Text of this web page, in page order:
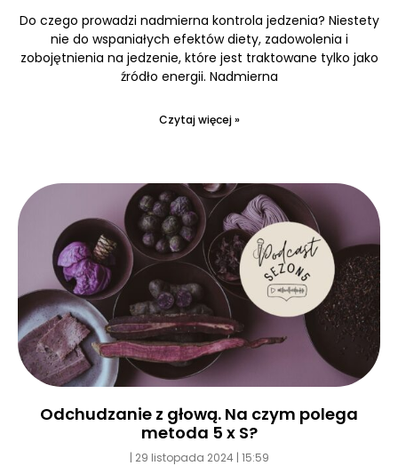
Do czego prowadzi nadmierna kontrola jedzenia? Niestety
nie do wspaniałych efektów diety, zadowolenia i
zobojętnienia na jedzenie, które jest traktowane tylko jako
źródło energii. Nadmierna
Czytaj więcej »
Odchudzanie z głową. Na czym polega
metoda 5 x S?
29 listopada 2024 15:59